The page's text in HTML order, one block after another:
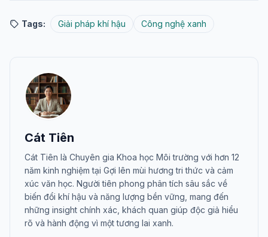
Tags: Giải pháp khí hậu Công nghệ xanh
Cát Tiên
Cát Tiên là Chuyên gia Khoa học Môi trường với hơn 12
năm kinh nghiệm tại Gợi lên mùi hương tri thức và cảm
xúc văn học. Người tiên phong phân tích sâu sắc về
biến đổi khí hậu và năng lượng bền vững, mang đến
những insight chính xác, khách quan giúp độc giả hiểu
rõ và hành động vì một tương lai xanh.